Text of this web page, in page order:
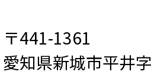
〒441-1361
愛知県新城市平井